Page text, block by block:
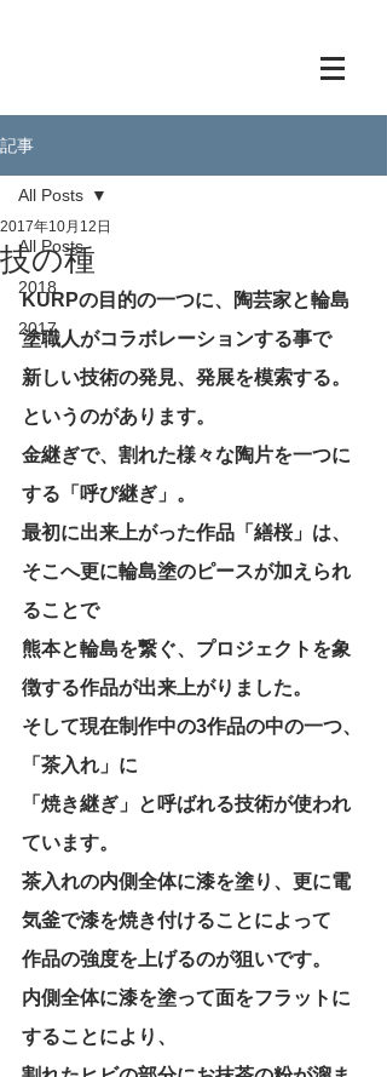
記事
All Posts
2018
2017
All Posts
技の種
2017年10月12日
KURPの目的の一つに、陶芸家と輪島
塗職人がコラボレーションする事で
新しい技術の発見、発展を模索する。
というのがあります。
金継ぎで、割れた様々な陶片を一つに
する「呼び継ぎ」。
最初に出来上がった作品「繕桜」は、
そこへ更に輪島塗のピースが加えられ
ることで
熊本と輪島を繋ぐ、プロジェクトを象
徴する作品が出来上がりました。
そして現在制作中の3作品の中の一つ、
「茶入れ」に
「焼き継ぎ」と呼ばれる技術が使われ
ています。
茶入れの内側全体に漆を塗り、更に電
気釜で漆を焼き付けることによって
作品の強度を上げるのが狙いです。
内側全体に漆を塗って面をフラットに
することにより、